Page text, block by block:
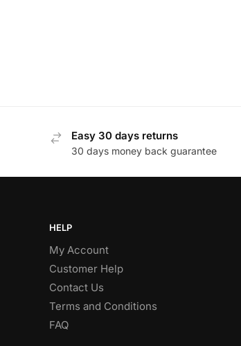
Easy 30 days returns
30 days money back guarantee
HELP
My Account
Customer Help
Contact Us
Terms and Conditions
FAQ